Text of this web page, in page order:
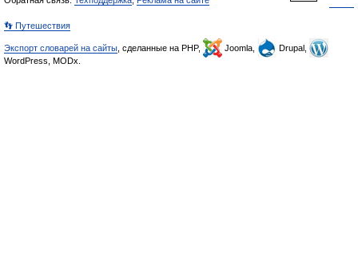
👣 Путешествия
Экспорт словарей на сайты , сделанные на PHP, Joomla,
Drupal,
WordPress, MODx.